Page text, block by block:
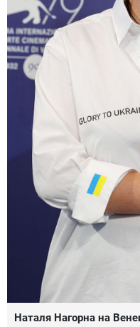
Наталя Нагорна на